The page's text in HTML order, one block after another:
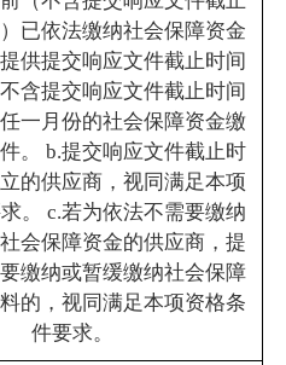
已依法缴纳社会保障资金
供提交响应文件截止时间
含提交响应文件截止时间
一月份的社会保障资金缴
。 b.提交响应文件截止时
的供应商，视同满足本项
。 c.若为依法不需要缴纳
会保障资金的供应商，提
缴纳或暂缓缴纳社会保障
的，视同满足本项资格条
件要求。